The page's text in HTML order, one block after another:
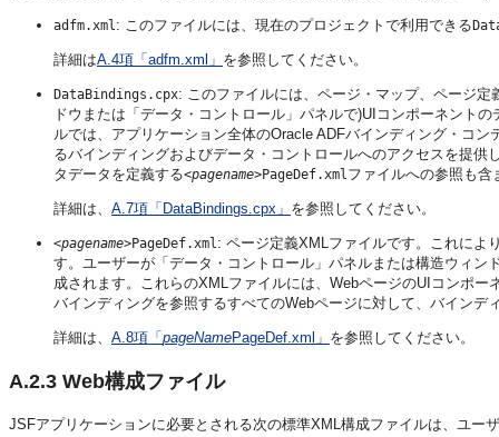
adfm.xml : このファイルには、現在のプロジェクトで利用できる
詳細はA.4項「adfm.xml」 を参照してください。
DataBindings.cpx: このファイルには、ページ・マップ、ページ
ドウまたは「データ・コントロール」パネルで)UIコンポーネント
ルでは、アプリケーション全体のOracle ADFバインディング・コ
るバインディングおよびデータ・コントロールへのアクセスを提供
タデータを定義する<pagename>PageDef.xml ファイルへの参照も含
詳細は、 A.7項「DataBindings.cpx」 を参照してください。
<pagename>PageDef.xml : ページ定義XMLファイルです。これによ
す。ユーザーが「データ・コントロール」パネルまたは構造ウィ
成されます。これらのXMLファイルには、WebページのUIコンポ
バインディングを参照するすべてのWebページに対して、バイン
詳細は、 A.8項「pageNamePageDef.xml」 を参照してください。
A.2.3 Web構成ファイル
JSFアプリケーションに必要とされる次の標準XML構成ファイルは、ユー